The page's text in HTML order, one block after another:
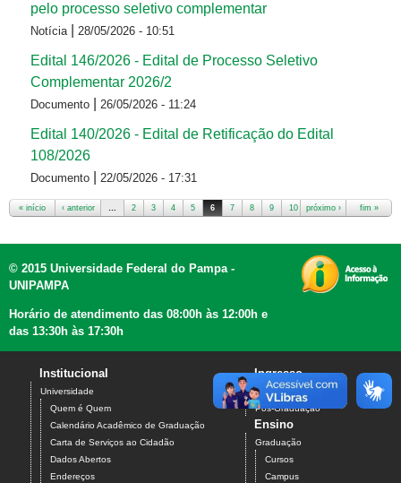
pelo processo seletivo complementar
Notícia 28/05/2026 - 10:51
Edital 146/2026 - Edital de Processo Seletivo
Complementar 2026/2
Documento 26/05/2026 - 11:24
Edital 140/2026 - Edital de Retificação do Edital
108/2026
Documento 22/05/2026 - 17:31
« início ‹ anterior … 2 3 4 5 6 7 8 9 10 …
próximo › fim »
© 2015 Universidade Federal do Pampa -
UNIPAMPA
Horário de atendimento das 08:00h às 12:00h e
das 13:30h às 17:30h
Institucional
Universidade
Quem é Quem
Calendário Acadêmico de Graduação
Carta de Serviços ao Cidadão
Dados Abertos
Endereços
Ingresso
Graduação
Pós-Graduação
Ensino
Graduação
Cursos
Campus